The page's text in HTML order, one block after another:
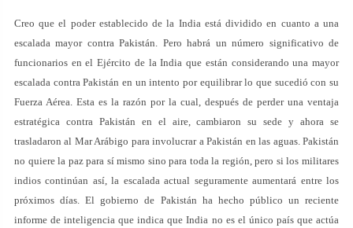
Creo que el poder establecido de la India está dividido en cuanto a una
escalada mayor contra Pakistán. Pero habrá un número significativo de
funcionarios en el Ejército de la India que están considerando una mayor
escalada contra Pakistán en un intento por equilibrar lo que sucedió con su
Fuerza Aérea. Esta es la razón por la cual, después de perder una ventaja
estratégica contra Pakistán en el aire, cambiaron su sede y ahora se
trasladaron al Mar Arábigo para involucrar a Pakistán en las aguas. Pakistán
no quiere la paz para sí mismo sino para toda la región, pero si los militares
indios continúan así, la escalada actual seguramente aumentará entre los
próximos días. El gobierno de Pakistán ha hecho público un reciente
informe de inteligencia que indica que India no es el único país que actúa